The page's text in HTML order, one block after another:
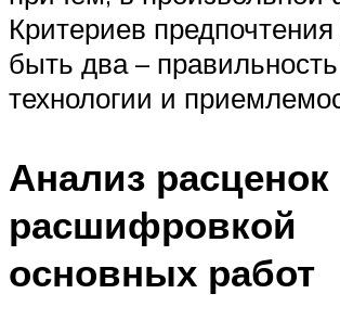
Критериев
быть два – правильность
технологии и
Анализ расценок
расшифровкой
основных работ